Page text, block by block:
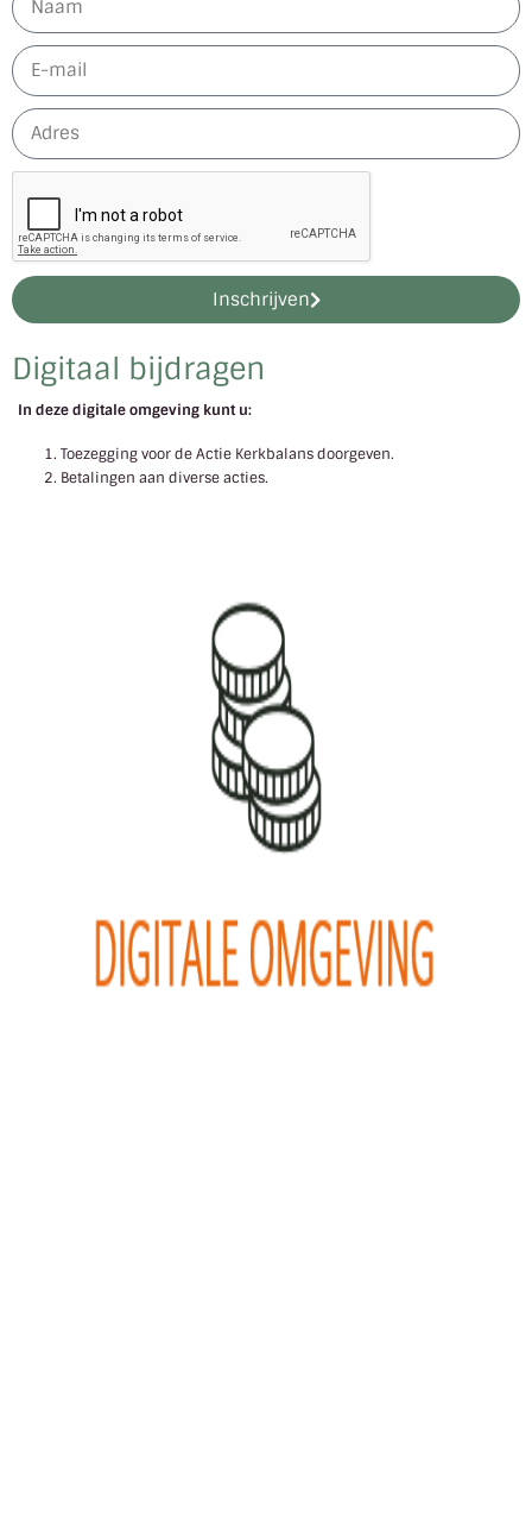
Digitaal bijdragen
In deze digitale omgeving kunt u:
Toezegging voor de Actie Kerkbalans doorgeven.
Betalingen aan diverse acties.
Inschrijven